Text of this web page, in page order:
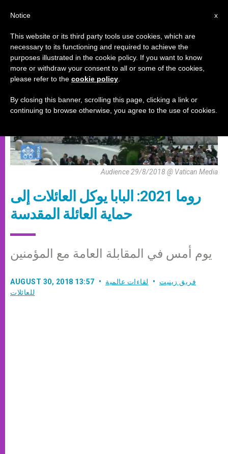
لقاءات عالمية للعائلات
Audience 29/8/2018 @ Vatican Media
روما 2021: البابا يوكل العائلات إلى
حماية العائلة المقدسة
يوم أمس في المقابلة العامة مع المؤمنين
AUGUST 30, 2018 13:57 فريق زينيت
لقاءات عالمية
للعائلات
x
Notice
This website or its third party tools use cookies, which are
necessary to its functioning and required to achieve the
purposes illustrated in the cookie policy. If you want to know
more or withdraw your consent to all or some of the cookies,
please refer to the cookie policy
By closing this banner, scrolling this page, clicking a link or
continuing to browse otherwise, you agree to the use of cookies.